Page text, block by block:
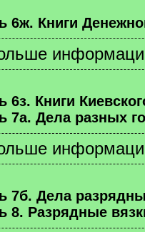
6ж. Книги
6з. Книги
7а. Дела разных
7б. Дела
8. Разрядные